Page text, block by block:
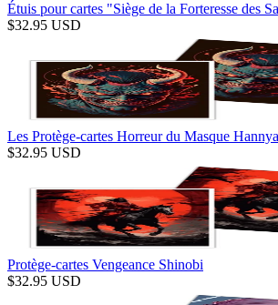
Étuis pour cartes "Siège de la Forteresse des
$32.95 USD
Les Protège-cartes Horreur du Masque Hannya
$32.95 USD
Protège-cartes Vengeance Shinobi
$32.95 USD